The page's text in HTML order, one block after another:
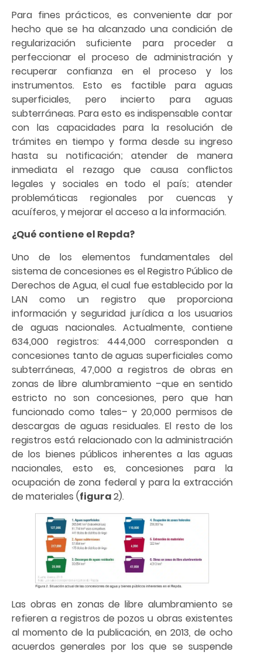
Para fines prácticos, es conveniente dar por
hecho que se ha alcanzado una condición de
regularización suficiente para proceder a
perfeccionar el proceso de administración y
recuperar confianza en el proceso y los
instrumentos. Esto es factible para aguas
superficiales, pero incierto para aguas
subterráneas. Para esto es indispensable contar
con las capacidades para la resolución de
trámites en tiempo y forma desde su ingreso
hasta su notificación; atender de manera
inmediata el rezago que causa conflictos
legales y sociales en todo el país; atender
problemáticas regionales por cuencas y
acuíferos, y mejorar el acceso a la información.
¿Qué contiene el Repda?
Uno de los elementos fundamentales del
sistema de concesiones es el Registro Público de
Derechos de Agua, el cual fue establecido por la
LAN como un registro que proporciona
información y seguridad jurídica a los usuarios
de aguas nacionales. Actualmente, contiene
634,000 registros: 444,000 corresponden a
concesiones tanto de aguas superficiales como
subterráneas, 47,000 a registros de obras en
zonas de libre alumbramiento –que en sentido
estricto no son concesiones, pero que han
funcionado como tales– y 20,000 permisos de
descargas de aguas residuales. El resto de los
registros está relacionado con la administración
de los bienes públicos inherentes a las aguas
nacionales, esto es, concesiones para la
ocupación de zona federal y para la extracción
de materiales (figura2).
Las obras en zonas de libre alumbramiento se
refieren a registros de pozos u obras existentes
al momento de la publicación, en 2013, de ocho
acuerdos generales por los que se suspende